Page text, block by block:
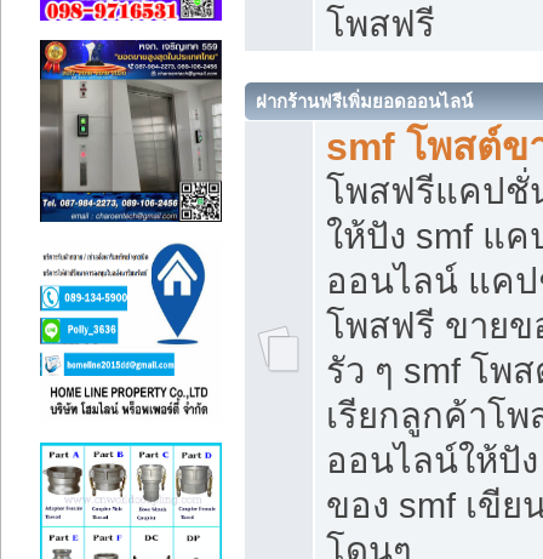
โพสฟรี
ฝากร้านฟรีเพิ่มยอดออนไลน์
smf โพสต์ข
โพสฟรีแคปชั่
ให้ปัง smf แ
ออนไลน์ แค
โพสฟรี ขายข
รัว ๆ smf โพ
เรียกลูกค้าโ
ออนไลน์ให้ปั
ของ smf เขี
โดนๆ